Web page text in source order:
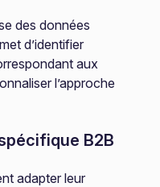
des données
d’identifier
aux
l’approche
B2B
adapter leur